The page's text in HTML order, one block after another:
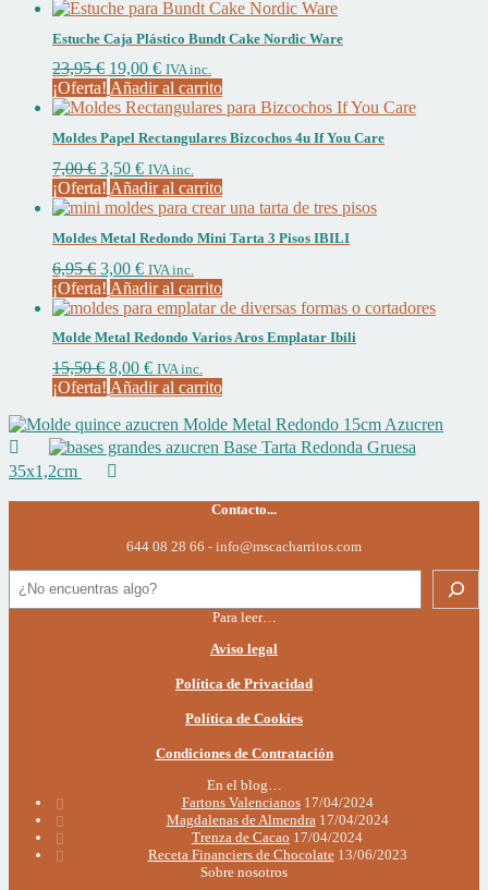
en
la
página
de
producto
Las
opciones
se
pueden
elegir
en
la
página
producto
Estuche Caja Plástico Bundt Cake Nordic Ware
23,95€ El
precio
original
23,95 €.
19,00 €El
precio
actual
19,00 €.
IVA inc.
¡Oferta! Añadir al carrito
Moldes Papel Rectangulares Bizcochos 4u If You Care
7,00€ El
precio
original
7,00 €.
3,50 €El
precio
actual
3,50 €.
IVA inc.
¡Oferta! Añadir al carrito
Moldes Metal Redondo Mini Tarta 3 Pisos IBILI
6,95€ El
precio
original
6,95 €.
3,00 €El
precio
actual
3,00 €.
IVA inc.
¡Oferta! Añadir al carrito
Molde Metal Redondo Varios Aros Emplatar Ibili
15,50€ El
precio
era:
15,50 €.
8,00 €El
precio
es:
8,00 €.
IVA inc.
¡Oferta! Añadir al carrito
Molde Metal Redondo 15cm Azucren
Base Tarta Redonda Gruesa
35x1,2cm
Contacto...
644 08 28 66 - info@mscacharritos.com
Buscar
Para leer…
Aviso legal
Política de Privacidad
Política de Cookies
Condiciones de Contratación
En el blog…
Fartons Valencianos 17/04/2024
Magdalenas de Almendra 17/04/2024
Trenza de Cacao 17/04/2024
Receta Financiers de Chocolate 13/06/2023
Sobre nosotros